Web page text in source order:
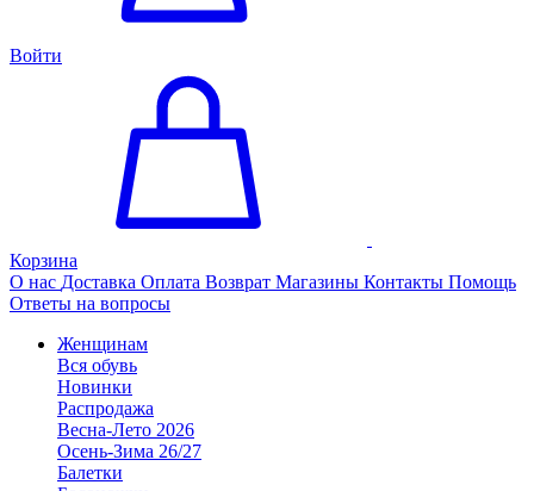
Войти
Корзина
О нас Доставка Оплата Возврат Магазины Контакты Помощь
Ответы на вопросы
Женщинам
Вся обувь
Новинки
Распродажа
Весна-Лето 2026
Осень-Зима 26/27
Балетки